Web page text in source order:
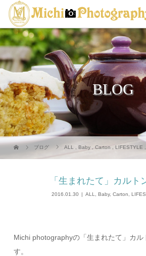
BLOG
ブログ ALL Baby ,Carton LIFESTYLE
「生まれたて」カルト
2016.01.30 ALL Baby, Carton
Michi photographyの「生まれたて」カル
す。